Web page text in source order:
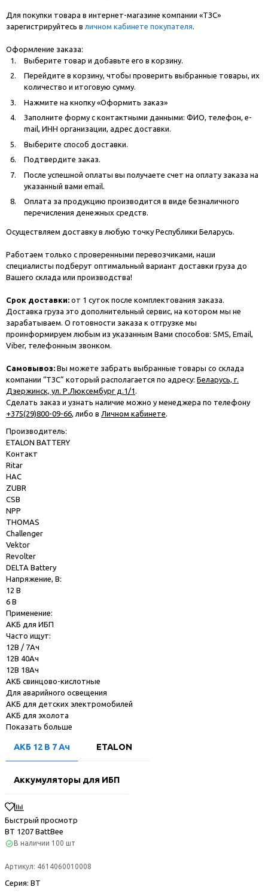
Для покупки товара в интернет-магазине компании «ТЗС»
зарегистрируйтесь в личном кабинете покупателя.
Оформление заказа:
Выберите товар и добавьте его в корзину.
Перейдите в корзину, чтобы проверить выбранные товары, их
количество и итоговую сумму.
Нажмите на кнопку «Оформить заказ»
Заполните форму с контактными данными: ФИО, телефон, e-
mail, ИНН организации, адрес доставки.
Выберите способ доставки.
Подтвердите заказ.
После успешной оплаты вы получаете счет на оплату заказа на
указанный вами email.
Оплата за продукцию производится в виде безналичного
перечисления денежных средств.
Осуществляем доставку в любую точку Республики Беларусь.
Работаем только с проверенными перевозчиками, наши
специалисты подберут оптимальный вариант доставки груза до
Вашего склада или производства!
Срок доставки: от 1 суток после комплектования заказа.
Доставка груза это дополнительный сервис, на котором мы не
зарабатываем. О готовности заказа к отгрузке мы
проинформируем любым из указанным Вами способов: SMS, Email,
Viber, телефонным звонком.
Самовывоз: Вы можете забрать выбранные товары со склада
компании “ТЗС” который располагается по адресу: Беларусь, г.
Дзержинск, ул. Р.Люксембург д.1/1 .
Сделать заказ и узнать наличие можно у менеджера по телефону
+375(29)800-09-66, либо в Личном кабинете.
Производитель:
ETALON BATTERY
Контакт
Ritar
HAC
ZUBR
CSB
NPP
THOMAS
Challenger
Vektor
Revolter
DELTA Battery
Напряжение, В:
12 В
6 В
Применение:
АКБ для ИБП
Часто ищут:
12В / 7Ач
12В 40Ач
12В 18Ач
АКБ свинцово-кислотные
Для аварийного освещения
АКБ для детских электромобилей
АКБ для эхолота
Показать больше
АКБ 12 В 7 Ач ETALON
Аккумуляторы для ИБП
Быстрый просмотр
BT 1207 BattBee
В наличии 100 шт
Артикул: 4614060010008
Серия: BT